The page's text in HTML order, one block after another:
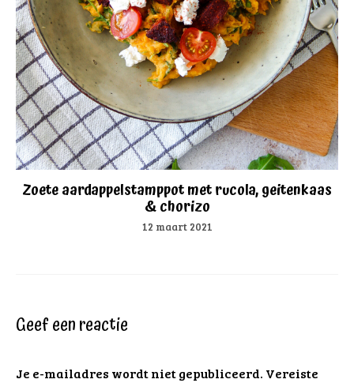
Zoete aardappelstamppot met rucola, geitenkaas
& chorizo
12 maart 2021
Geef een reactie
Je e-mailadres wordt niet gepubliceerd. Vereiste